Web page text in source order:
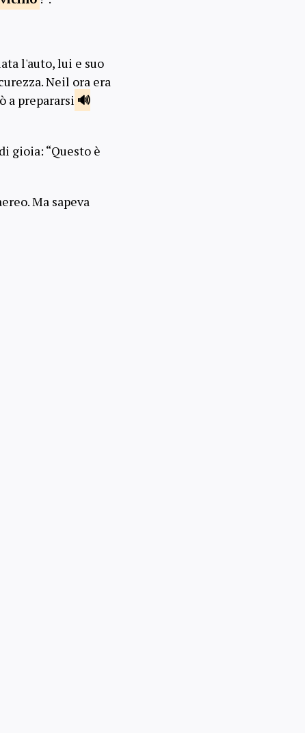
l'auto, lui e suo
Neil ora era
a prepararsi
gioia: “Questo è
Ma sapeva